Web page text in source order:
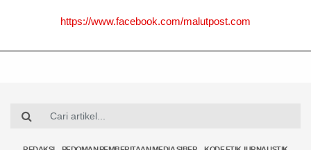
https://www.facebook.com/malutpost.com